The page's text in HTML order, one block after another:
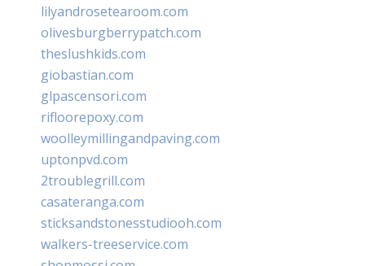
lilyandrosetearoom.com
olivesburgberrypatch.com
theslushkids.com
giobastian.com
glpascensori.com
rifloorepoxy.com
woolleymillingandpaving.com
uptonpvd.com
2troublegrill.com
casateranga.com
sticksandstonesstudiooh.com
walkers-treeservice.com